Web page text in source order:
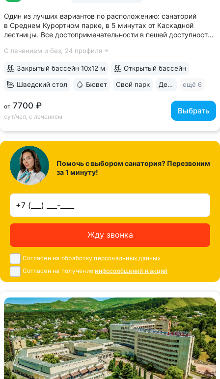
Один из лучших вариантов по расположению: санаторий
в Среднем Курортном парке, в 5 минутах от Каскадной
лестницы. Все достопримечательности в пешей доступности
переходит в Курортный парк, к терренкурам № 3 и № 2Б •
С лечением и без, 24 профиля
от 7700 ₽
сут/чел, с лечением
Выбрать
Закрытый бассейн 10х12 м Открытый бассейн
Шведский стол Бювет Свой парк Дети с 2 лет ещё 6
Помочь с выбором санатория? Перезвоним
за 1 минуту!
Жду звонка
Согласен на обработку персональных данных
Согласен на получение инфосообщений и акций